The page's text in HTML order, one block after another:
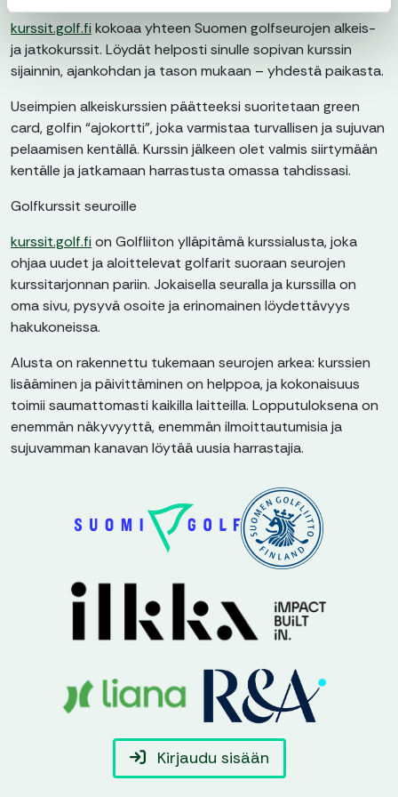
kurssit.golf.fi kokoaa yhteen Suomen golfseurojen alkeis-
ja jatkokurssit. Löydät helposti sinulle sopivan kurssin
sijainnin, ajankohdan ja tason mukaan – yhdestä paikasta.
Useimpien alkeiskurssien päätteeksi suoritetaan green
card, golfin “ajokortti”, joka varmistaa turvallisen ja sujuvan
pelaamisen kentällä. Kurssin jälkeen olet valmis siirtymään
kentälle ja jatkamaan harrastusta omassa tahdissasi.
Golfkurssit seuroille
kurssit.golf.fi on Golfliiton ylläpitämä kurssialusta, joka
ohjaa uudet ja aloittelevat golfarit suoraan seurojen
kurssitarjonnan pariin. Jokaisella seuralla ja kurssilla on
oma sivu, pysyvä osoite ja erinomainen löydettävyys
hakukoneissa.
Alusta on rakennettu tukemaan seurojen arkea: kurssien
lisääminen ja päivittäminen on helppoa, ja kokonaisuus
toimii saumattomasti kaikilla laitteilla. Lopputuloksena on
enemmän näkyvyyttä, enemmän ilmoittautumisia ja
sujuvamman kanavan löytää uusia harrastajia.
Kirjaudu sisään